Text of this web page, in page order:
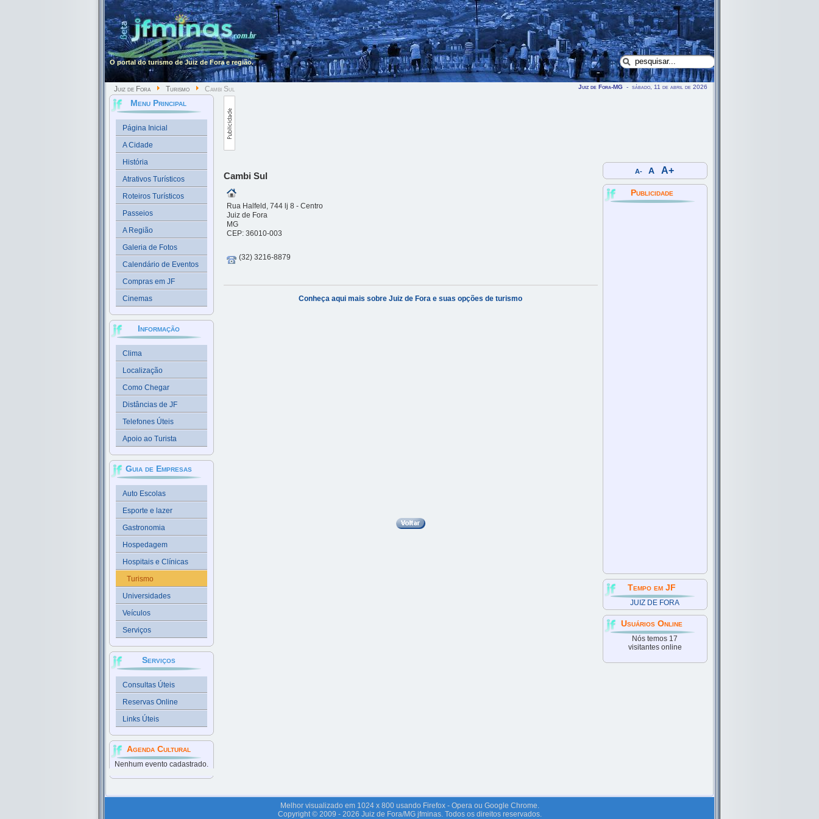
O portal do turismo de Juiz de Fora e região.
Juiz de Fora Turismo Cambi Sul Juiz de Fora-MG - sábado, 11 de abril de 2026
Menu Principal
Página Inicial
A Cidade
História
Atrativos Turísticos
Roteiros Turísticos
Passeios
A Região
Galeria de Fotos
Calendário de Eventos
Compras em JF
Cinemas
Informação
Clima
Localização
Como Chegar
Distâncias de JF
Telefones Úteis
Apoio ao Turista
Guia de Empresas
Auto Escolas
Esporte e lazer
Gastronomia
Hospedagem
Hospitais e Clínicas
Turismo
Universidades
Veículos
Serviços
Serviços
Consultas Úteis
Reservas Online
Links Úteis
Agenda Cultural
Nenhum evento cadastrado.
Cambi Sul
Rua Halfeld, 744 lj 8 - Centro
Juiz de Fora
MG
CEP: 36010-003
(32) 3216-8879
Conheça aqui mais sobre Juiz de Fora e suas opções de turismo
A- A A+
Publicidade
Tempo em JF
JUIZ DE FORA
Usuários Online
Nós temos 17
visitantes online
Melhor visualizado em 1024 x 800 usando Firefox - Opera ou Google Chrome.
Copyright © 2009 - 2026 Juiz de Fora/MG jfminas. Todos os direitos reservados.